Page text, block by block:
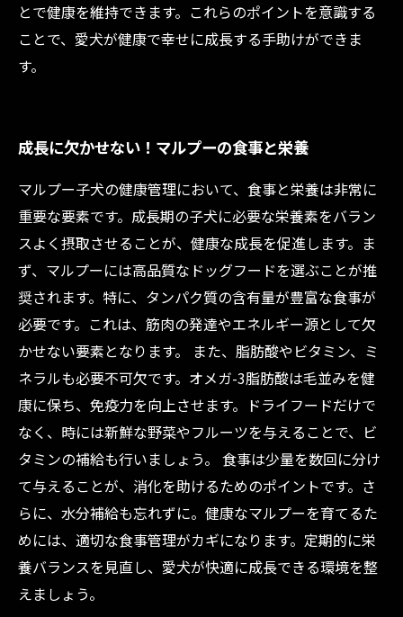
とで健康を維持できます。これらのポイントを意識する
ことで、愛犬が健康で幸せに成長する手助けができま
す。
成長に欠かせない！マルプーの食事と栄養
マルプー子犬の健康管理において、食事と栄養は非常に
重要な要素です。成長期の子犬に必要な栄養素をバラン
スよく摂取させることが、健康な成長を促進します。ま
ず、マルプーには高品質なドッグフードを選ぶことが推
奨されます。特に、タンパク質の含有量が豊富な食事が
必要です。これは、筋肉の発達やエネルギー源として欠
かせない要素となります。 また、脂肪酸やビタミン、ミ
ネラルも必要不可欠です。オメガ-3脂肪酸は毛並みを健
康に保ち、免疫力を向上させます。ドライフードだけで
なく、時には新鮮な野菜やフルーツを与えることで、ビ
タミンの補給も行いましょう。 食事は少量を数回に分け
て与えることが、消化を助けるためのポイントです。さ
らに、水分補給も忘れずに。健康なマルプーを育てるた
めには、適切な食事管理がカギになります。定期的に栄
養バランスを見直し、愛犬が快適に成長できる環境を整
えましょう。